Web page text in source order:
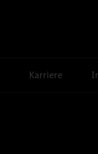
Karriere